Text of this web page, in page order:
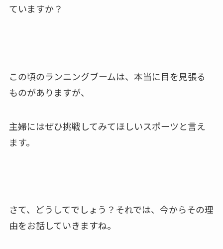
ていますか？
この頃のランニングブームは、本当に目を見張る
ものがありますが、
主婦にはぜひ挑戦してみてほしいスポーツと言え
ます。
さて、どうしてでしょう？それでは、今からその理
由をお話していきますね。